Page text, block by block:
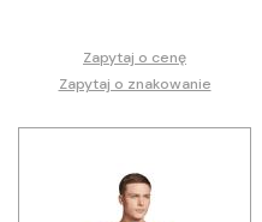
Zapytaj o cenę
Zapytaj o znakowanie